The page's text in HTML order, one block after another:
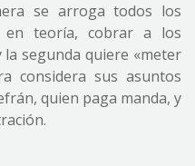
se arroga todos los
en teoría, cobrar a los
segunda quiere «meter
considera sus asuntos
quien paga manda, y